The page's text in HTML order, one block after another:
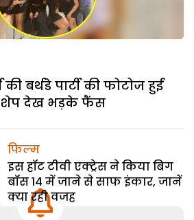
की बर्थडे पार्टी की फोटोज हुईं
शेप देख भड़के फैंस
फिल्म
इस हॉट टीवी एक्ट्रेस ने किया बिग
बॉस 14 में जाने से साफ इंकार, जानें
क्या रही वजह